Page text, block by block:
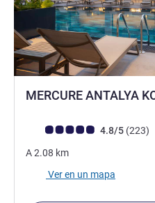
MERCURE ANTALYA
Nota de clientes de Avis
4.8/5 (223)
A2.08 km
Ver en un mapa